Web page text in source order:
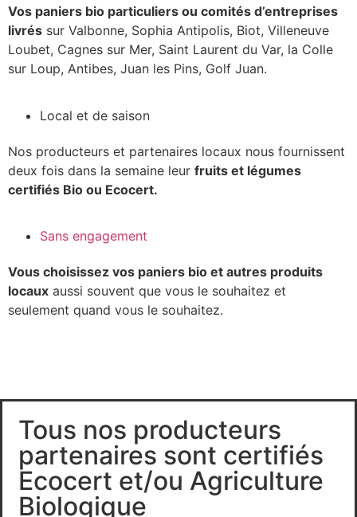
Vos paniers bio particuliers ou comités d’entreprises
livrés sur Valbonne, Sophia Antipolis, Biot, Villeneuve
Loubet, Cagnes sur Mer, Saint Laurent du Var, la Colle
sur Loup, Antibes, Juan les Pins, Golf Juan.
Local et de saison
Nos producteurs et partenaires locaux nous fournissent
deux fois dans la semaine leur fruits et légumes
certifiés Bio ou Ecocert.
Sans engagement
Vous choisissez vos paniers bio et autres produits
locaux aussi souvent que vous le souhaitez et
seulement quand vous le souhaitez.
Tous nos producteurs
partenaires sont certifiés
Ecocert et/ou Agriculture
Biologique